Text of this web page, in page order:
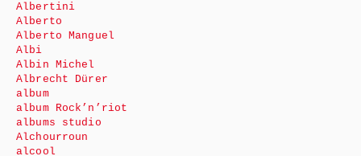
Albertini
Alberto
Alberto Manguel
Albi
Albin Michel
Albrecht Dürer
album
album Rock’n’riot
albums studio
Alchourroun
alcool